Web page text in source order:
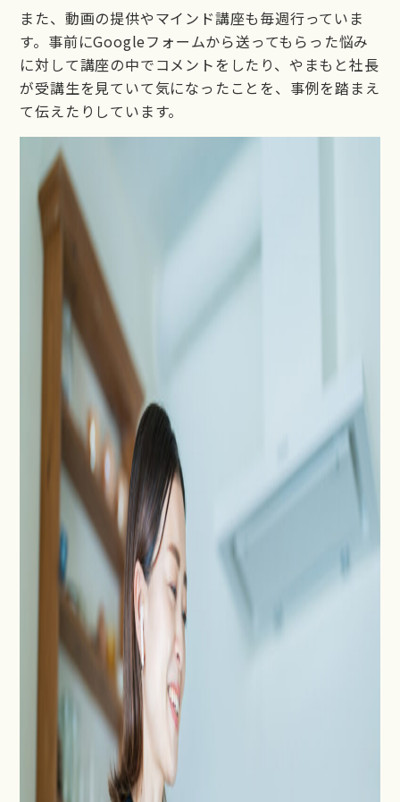
また、動画の提供やマインド講座も毎週行っていま
す。事前にGoogleフォームから送ってもらった悩み
に対して講座の中でコメントをしたり、やまもと社長
が受講生を見ていて気になったことを、事例を踏まえ
て伝えたりしています。